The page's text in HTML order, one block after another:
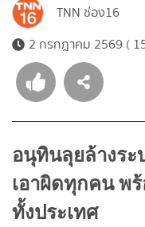
TNN ช่อง16
2 กรกฎาคม 2569 (
อนุทินลุยล้างระ
เอาผิดทุกคน พ
ทั้งประเทศ